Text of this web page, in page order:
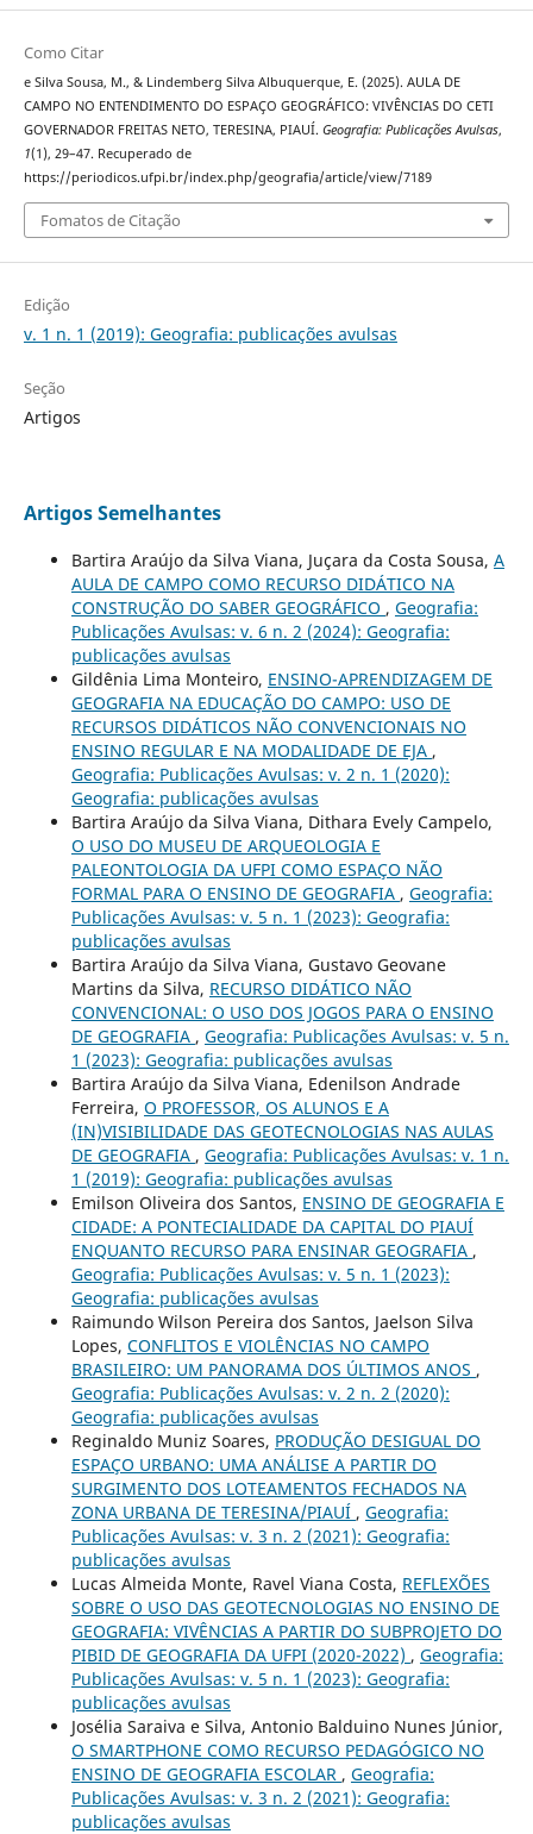
Como Citar
e Silva Sousa, M., & Lindemberg Silva Albuquerque, E. (2025). AULA DE
CAMPO NO ENTENDIMENTO DO ESPAÇO GEOGRÁFICO: VIVÊNCIAS DO CETI
GOVERNADOR FREITAS NETO, TERESINA, PIAUÍ. Geografia: Publicações Avulsas,
1(1), 29–47. Recuperado de
https://periodicos.ufpi.br/index.php/geografia/article/view/7189
Fomatos de Citação
Edição
v. 1 n. 1 (2019): Geografia: publicações avulsas
Seção
Artigos
Artigos Semelhantes
Bartira Araújo da Silva Viana, Juçara da Costa Sousa, A
AULA DE CAMPO COMO RECURSO DIDÁTICO NA
CONSTRUÇÃO DO SABER GEOGRÁFICO , Geografia:
Publicações Avulsas: v. 6 n. 2 (2024): Geografia:
publicações avulsas
Gildênia Lima Monteiro, ENSINO-APRENDIZAGEM DE
GEOGRAFIA NA EDUCAÇÃO DO CAMPO: USO DE
RECURSOS DIDÁTICOS NÃO CONVENCIONAIS NO
ENSINO REGULAR E NA MODALIDADE DE EJA ,
Geografia: Publicações Avulsas: v. 2 n. 1 (2020):
Geografia: publicações avulsas
Bartira Araújo da Silva Viana, Dithara Evely Campelo,
O USO DO MUSEU DE ARQUEOLOGIA E
PALEONTOLOGIA DA UFPI COMO ESPAÇO NÃO
FORMAL PARA O ENSINO DE GEOGRAFIA , Geografia:
Publicações Avulsas: v. 5 n. 1 (2023): Geografia:
publicações avulsas
Bartira Araújo da Silva Viana, Gustavo Geovane
Martins da Silva, RECURSO DIDÁTICO NÃO
CONVENCIONAL: O USO DOS JOGOS PARA O ENSINO
DE GEOGRAFIA , Geografia: Publicações Avulsas: v. 5 n.
1 (2023): Geografia: publicações avulsas
Bartira Araújo da Silva Viana, Edenilson Andrade
Ferreira, O PROFESSOR, OS ALUNOS E A
(IN)VISIBILIDADE DAS GEOTECNOLOGIAS NAS AULAS
DE GEOGRAFIA , Geografia: Publicações Avulsas: v. 1 n.
1 (2019): Geografia: publicações avulsas
Emilson Oliveira dos Santos, ENSINO DE GEOGRAFIA E
CIDADE: A PONTECIALIDADE DA CAPITAL DO PIAUÍ
ENQUANTO RECURSO PARA ENSINAR GEOGRAFIA ,
Geografia: Publicações Avulsas: v. 5 n. 1 (2023):
Geografia: publicações avulsas
Raimundo Wilson Pereira dos Santos, Jaelson Silva
Lopes, CONFLITOS E VIOLÊNCIAS NO CAMPO
BRASILEIRO: UM PANORAMA DOS ÚLTIMOS ANOS ,
Geografia: Publicações Avulsas: v. 2 n. 2 (2020):
Geografia: publicações avulsas
Reginaldo Muniz Soares, PRODUÇÃO DESIGUAL DO
ESPAÇO URBANO: UMA ANÁLISE A PARTIR DO
SURGIMENTO DOS LOTEAMENTOS FECHADOS NA
ZONA URBANA DE TERESINA/PIAUÍ , Geografia:
Publicações Avulsas: v. 3 n. 2 (2021): Geografia:
publicações avulsas
Lucas Almeida Monte, Ravel Viana Costa, REFLEXÕES
SOBRE O USO DAS GEOTECNOLOGIAS NO ENSINO DE
GEOGRAFIA: VIVÊNCIAS A PARTIR DO SUBPROJETO DO
PIBID DE GEOGRAFIA DA UFPI (2020-2022) , Geografia:
Publicações Avulsas: v. 5 n. 1 (2023): Geografia:
publicações avulsas
Josélia Saraiva e Silva, Antonio Balduino Nunes Júnior,
O SMARTPHONE COMO RECURSO PEDAGÓGICO NO
ENSINO DE GEOGRAFIA ESCOLAR , Geografia:
Publicações Avulsas: v. 3 n. 2 (2021): Geografia:
publicações avulsas